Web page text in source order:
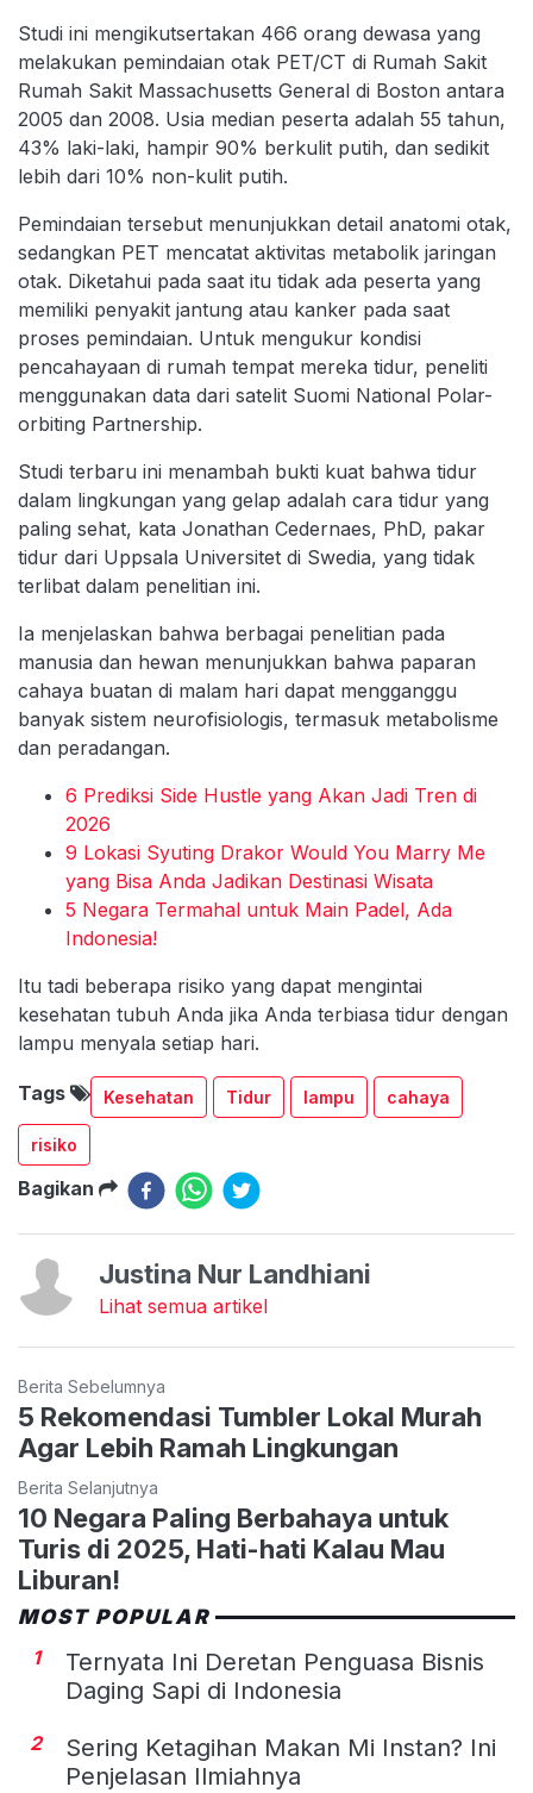
Studi ini mengikutsertakan 466 orang dewasa yang
melakukan pemindaian otak PET/CT di Rumah Sakit
Rumah Sakit Massachusetts General di Boston antara
2005 dan 2008. Usia median peserta adalah 55 tahun,
43% laki-laki, hampir 90% berkulit putih, dan sedikit
lebih dari 10% non-kulit putih.
Pemindaian tersebut menunjukkan detail anatomi otak,
sedangkan PET mencatat aktivitas metabolik jaringan
otak. Diketahui pada saat itu tidak ada peserta yang
memiliki penyakit jantung atau kanker pada saat
proses pemindaian. Untuk mengukur kondisi
pencahayaan di rumah tempat mereka tidur, peneliti
menggunakan data dari satelit Suomi National Polar-
orbiting Partnership.
Studi terbaru ini menambah bukti kuat bahwa tidur
dalam lingkungan yang gelap adalah cara tidur yang
paling sehat, kata Jonathan Cedernaes, PhD, pakar
tidur dari Uppsala Universitet di Swedia, yang tidak
terlibat dalam penelitian ini.
Ia menjelaskan bahwa berbagai penelitian pada
manusia dan hewan menunjukkan bahwa paparan
cahaya buatan di malam hari dapat mengganggu
banyak sistem neurofisiologis, termasuk metabolisme
dan peradangan.
6 Prediksi Side Hustle yang Akan Jadi Tren di
2026
9 Lokasi Syuting Drakor Would You Marry Me
yang Bisa Anda Jadikan Destinasi Wisata
5 Negara Termahal untuk Main Padel, Ada
Indonesia!
Itu tadi beberapa risiko yang dapat mengintai
kesehatan tubuh Anda jika Anda terbiasa tidur dengan
lampu menyala setiap hari.
Tags Kesehatan Tidur lampu cahaya
risiko
Bagikan
Justina Nur Landhiani
Lihat semua artikel
Berita Sebelumnya
5 Rekomendasi Tumbler Lokal Murah
Agar Lebih Ramah Lingkungan
Berita Selanjutnya
10 Negara Paling Berbahaya untuk
Turis di 2025, Hati-hati Kalau Mau
Liburan!
MOST POPULAR
1
Ternyata Ini Deretan Penguasa Bisnis
Daging Sapi di Indonesia
2
Sering Ketagihan Makan Mi Instan? Ini
Penjelasan Ilmiahnya